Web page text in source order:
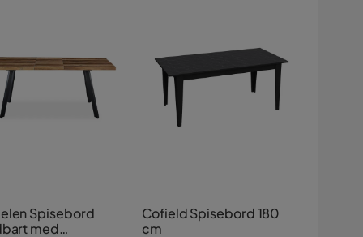
Spisebord
med
Cofield Spisebord 180
cm